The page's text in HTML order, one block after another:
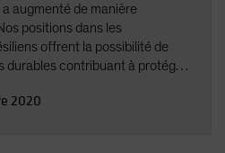
augmenté de manière
positions dans les
offrent la possibilité de
durables contribuant à protéger
2020